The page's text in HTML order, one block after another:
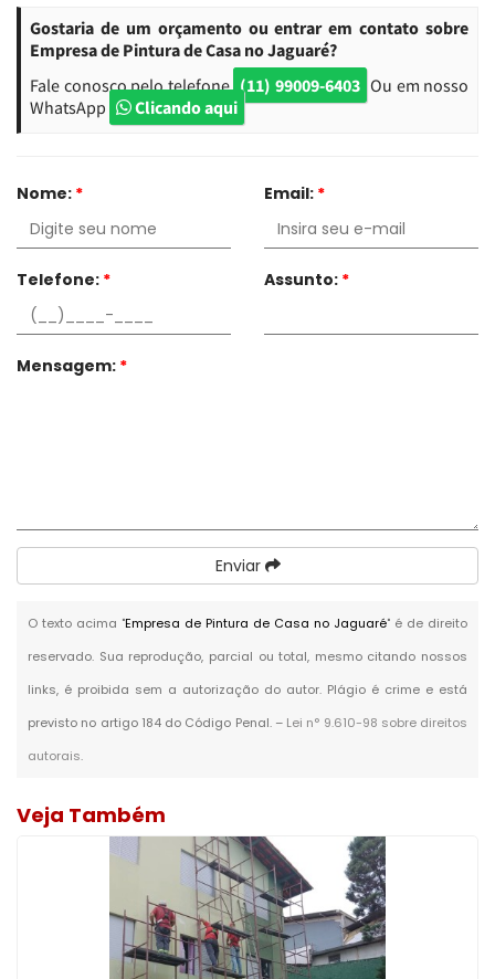
Gostaria de um orçamento ou entrar em contato sobre
Empresa de Pintura de Casa no Jaguaré?
Fale conosco pelo telefone (11) 99009-6403 Ou em nosso
WhatsApp
Clicando aqui
Nome: * Email: *
Telefone: * Assunto: *
Mensagem: *
Enviar
O texto acima "Empresa de Pintura de Casa no Jaguaré" é de direito
reservado. Sua reprodução, parcial ou total, mesmo citando nossos
links, é proibida sem a autorização do autor. Plágio é crime e está
previsto no artigo 184 do Código Penal. – Lei n° 9.610-98 sobre direitos
autorais.
Veja Também